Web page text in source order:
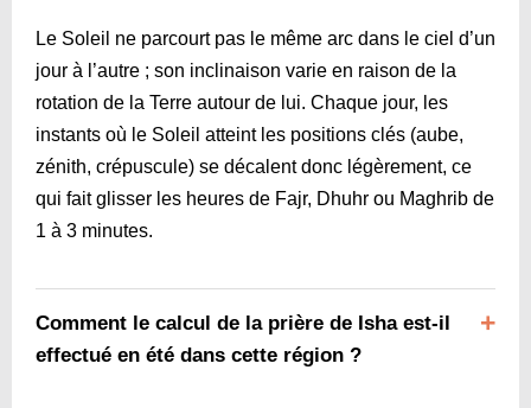
Le Soleil ne parcourt pas le même arc dans le ciel d’un
jour à l’autre ; son inclinaison varie en raison de la
rotation de la Terre autour de lui. Chaque jour, les
instants où le Soleil atteint les positions clés (aube,
zénith, crépuscule) se décalent donc légèrement, ce
qui fait glisser les heures de Fajr, Dhuhr ou Maghrib de
1 à 3 minutes.
Comment le calcul de la prière de Isha est-il
effectué en été dans cette région ?